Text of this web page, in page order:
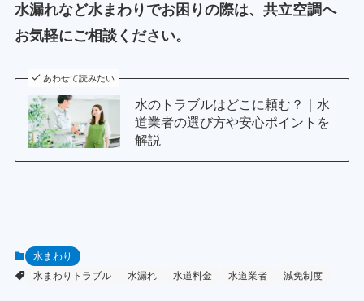
水漏れなど水まわりでお困りの際は、共立空調へ
お気軽にご相談ください。
あわせて読みたい
水のトラブルはどこに頼む？｜水
道業者の選び方や安心ポイントを
解説
水まわり
水まわりトラブル
水漏れ 水道料金 水道業者 減免制度